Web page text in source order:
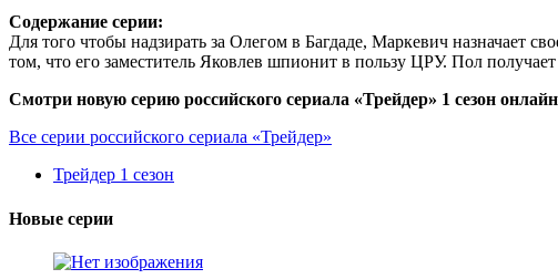
Содержание серии:
Для того чтобы надзирать за Олегом в Багдаде, Маркевич назначает
том, что его заместитель Яковлев шпионит в пользу ЦРУ. Пол
Смотри новую серию российского сериала «Трейдер» 1 сезон
Все серии российского сериала «Трейдер»
Трейдер 1 сезон
Новые серии